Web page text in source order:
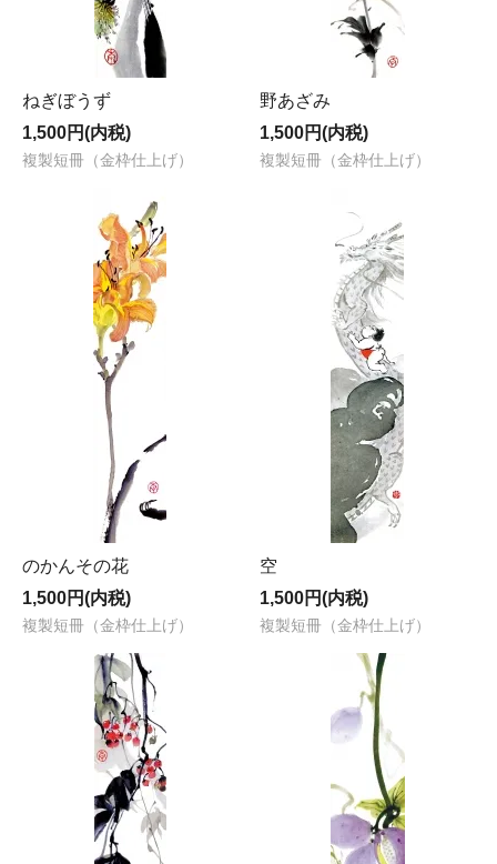
ねぎぼうず
1,500円(内税)
複製短冊（金枠仕上げ）
野あざみ
1,500円(内税)
複製短冊（金枠仕上げ）
のかんその花
1,500円(内税)
複製短冊（金枠仕上げ）
空
1,500円(内税)
複製短冊（金枠仕上げ）